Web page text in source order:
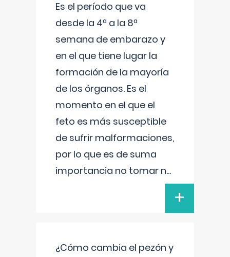
Es el período que va
desde la 4ª a la 8ª
semana de embarazo y
en el que tiene lugar la
formación de la mayoría
de los órganos. Es el
momento en el que el
feto es más susceptible
de sufrir malformaciones,
por lo que es de suma
importancia no tomar n...
+
¿Cómo cambia el pezón y